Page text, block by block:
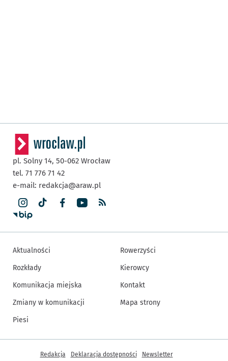
pl. Solny 14, 50-062 Wrocław
tel. 71 776 71 42
e-mail: redakcja@araw.pl
Aktualności
Rozkłady
Komunikacja miejska
Zmiany w komunikacji
Piesi
Rowerzyści
Kierowcy
Kontakt
Mapa strony
Inne informacje
Redakcja Deklaracja dostępności Newsletter